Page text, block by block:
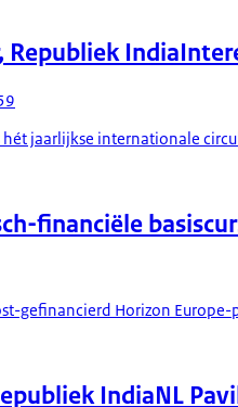
Republiek India
hét jaarlijkse internationale
financiële
gefinancierd Horizon
IndiaNL